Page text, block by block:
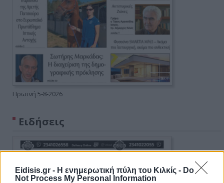
Eidisis.gr - Η ενημερωτική πύλη του Κιλκίς - Do
Not Process My Personal Information
Πρωινή 5-8-2026
Ειδήσεις